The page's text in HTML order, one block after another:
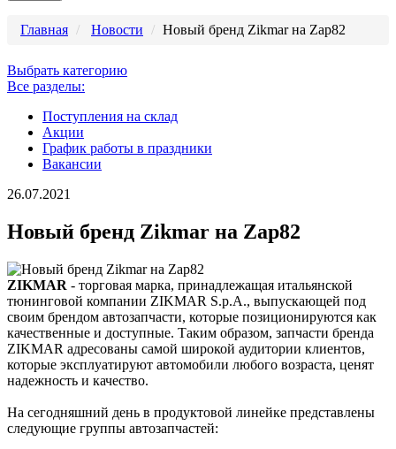
Главная Новости Новый бренд Zikmar на Zap82
Выбрать категорию
Все разделы:
Поступления на склад
Акции
График работы в праздники
Вакансии
26.07.2021
Новый бренд Zikmar на Zap82
ZIKMAR - торговая марка, принадлежащая итальянской
тюнинговой компании ZIKMAR S.p.A., выпускающей под
своим брендом автозапчасти, которые позиционируются как
качественные и доступные. Таким образом, запчасти бренда
ZIKMAR адресованы самой широкой аудитории клиентов,
которые эксплуатируют автомобили любого возраста, ценят
надежность и качество.
На сегодняшний день в продуктовой линейке представлены
следующие группы автозапчастей: